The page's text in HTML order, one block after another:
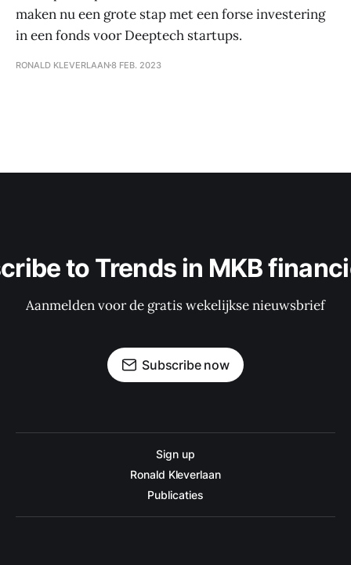
maken nu een grote stap met een forse investering
in een fonds voor Deeptech startups.
RONALD KLEVERLAAN8 FEB. 2023
to Trends in MKB
Aanmelden voor de gratis wekelijkse nieuwsbrief
Subscribe now
Sign up
Ronald Kleverlaan
Publicaties